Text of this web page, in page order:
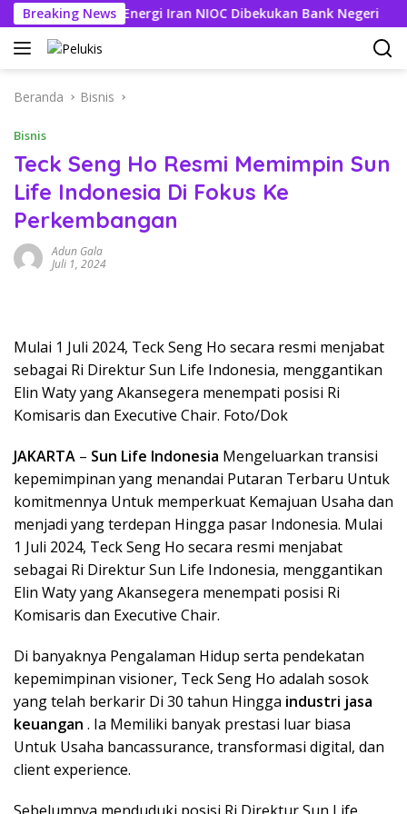
Langsung
ke
konten
Breaking NewsEnergi Iran NIOC Dibekukan Bank Negeri
Beranda Bisnis
Bisnis
Teck Seng Ho Resmi Memimpin Sun
Life Indonesia Di Fokus Ke
Perkembangan
Adun Gala
Juli 1, 2024
Mulai 1 Juli 2024, Teck Seng Ho secara resmi menjabat
sebagai Ri Direktur Sun Life Indonesia, menggantikan
Elin Waty yang Akansegera menempati posisi Ri
Komisaris dan Executive Chair. Foto/Dok
JAKARTA – Sun Life Indonesia Mengeluarkan transisi
kepemimpinan yang menandai Putaran Terbaru Untuk
komitmennya Untuk memperkuat Kemajuan Usaha dan
menjadi yang terdepan Hingga pasar Indonesia. Mulai
1 Juli 2024, Teck Seng Ho secara resmi menjabat
sebagai Ri Direktur Sun Life Indonesia, menggantikan
Elin Waty yang Akansegera menempati posisi Ri
Komisaris dan Executive Chair.
Di banyaknya Pengalaman Hidup serta pendekatan
kepemimpinan visioner, Teck Seng Ho adalah sosok
yang telah berkarir Di 30 tahun Hingga industri jasa
keuangan . Ia Memiliki banyak prestasi luar biasa
Untuk Usaha bancassurance, transformasi digital, dan
client experience.